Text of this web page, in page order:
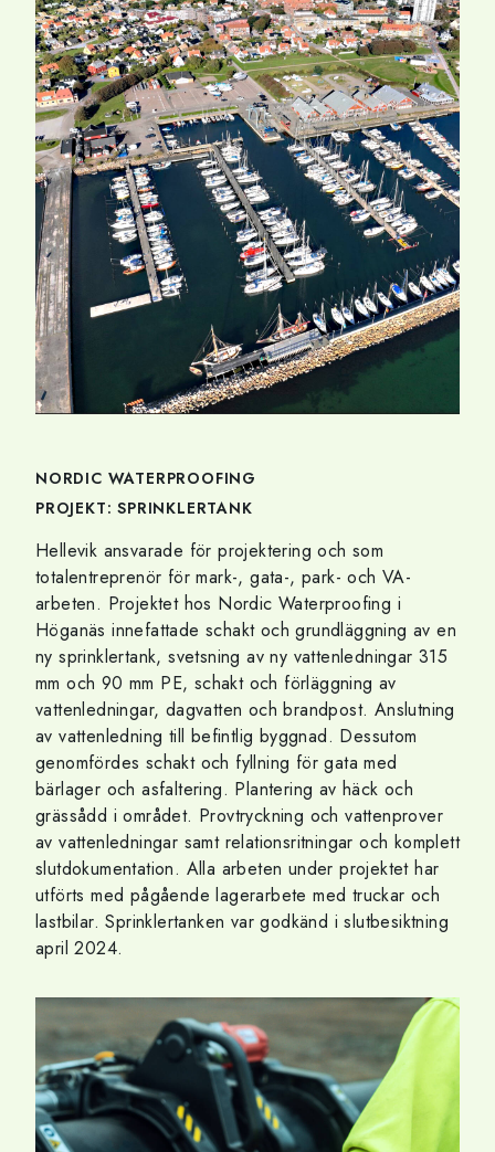
NORDIC WATERPROOFING
PROJEKT: SPRINKLERTANK
Hellevik ansvarade för projektering och som
totalentreprenör för mark-, gata-, park- och VA-
arbeten. Projektet hos Nordic Waterproofing i
Höganäs innefattade schakt och grundläggning av en
ny sprinklertank, svetsning av ny vattenledningar 315
mm och 90 mm PE, schakt och förläggning av
vattenledningar, dagvatten och brandpost. Anslutning
av vattenledning till befintlig byggnad. Dessutom
genomfördes schakt och fyllning för gata med
bärlager och asfaltering. Plantering av häck och
grässådd i området. Provtryckning och vattenprover
av vattenledningar samt relationsritningar och komplett
slutdokumentation. Alla arbeten under projektet har
utförts med pågående lagerarbete med truckar och
lastbilar. Sprinklertanken var godkänd i slutbesiktning
april 2024.